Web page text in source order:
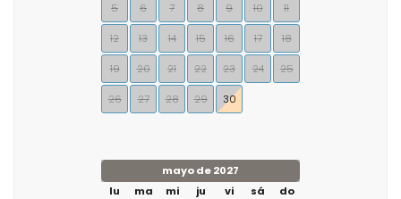
5 6 7 8 9 10 11
12 13 14 15 16 17 18
19 20 21 22 23 24 25
26 27 28 29 30
mayo de 2027
lu
ma mi ju vi sá
do